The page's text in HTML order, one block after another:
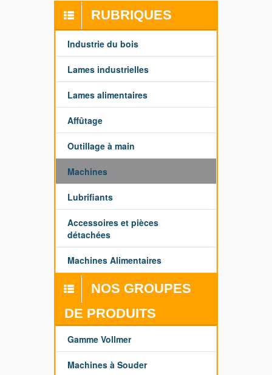
RUBRIQUES
Industrie du bois
Lames industrielles
Lames alimentaires
Affûtage
Outillage à main
Machines
Lubrifiants
Accessoires et pièces
détachées
Machines Alimentaires
NOS GROUPES
DE PRODUITS
Gamme Vollmer
Machines à Souder